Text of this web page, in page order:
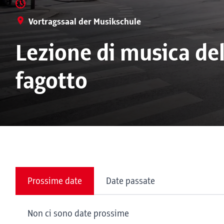
Vortragssaal der Musikschule
Lezione di musica
fagotto
Prossime date Date passate
Non ci sono date prossime